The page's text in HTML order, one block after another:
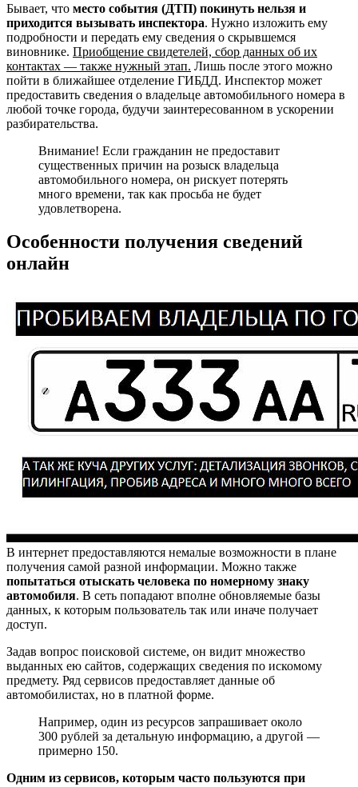
Бывает, что место события (ДТП) покинуть нельзя и
приходится вызывать инспектора. Нужно изложить ему
подробности и передать ему сведения о скрывшемся
виновнике. Приобщение свидетелей, сбор данных об их
контактах — также нужный этап. Лишь после этого можно
пойти в ближайшее отделение ГИБДД. Инспектор может
предоставить сведения о владельце автомобильного номера в
любой точке города, будучи заинтересованном в ускорении
разбирательства.
Внимание! Если гражданин не предоставит
существенных причин на розыск владельца
автомобильного номера, он рискует потерять
много времени, так как просьба не будет
удовлетворена.
Особенности получения сведений
онлайн
В интернет предоставляются немалые возможности в плане
получения самой разной информации. Можно также
попытаться отыскать человека по номерному знаку
автомобиля. В сеть попадают вполне обновляемые базы
данных, к которым пользователь так или иначе получает
доступ.
Задав вопрос поисковой системе, он видит множество
выданных ею сайтов, содержащих сведения по искомому
предмету. Ряд сервисов предоставляет данные об
автомобилистах, но в платной форме.
Например, один из ресурсов запрашивает около
300 рублей за детальную информацию, а другой —
примерно 150.
Одним из сервисов, которым часто пользуются при